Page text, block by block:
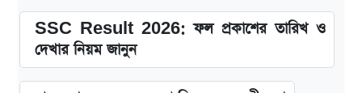
SSC Result 2026: ফল প্রকাশের তারিখ ও
দেখার নিয়ম জানুন